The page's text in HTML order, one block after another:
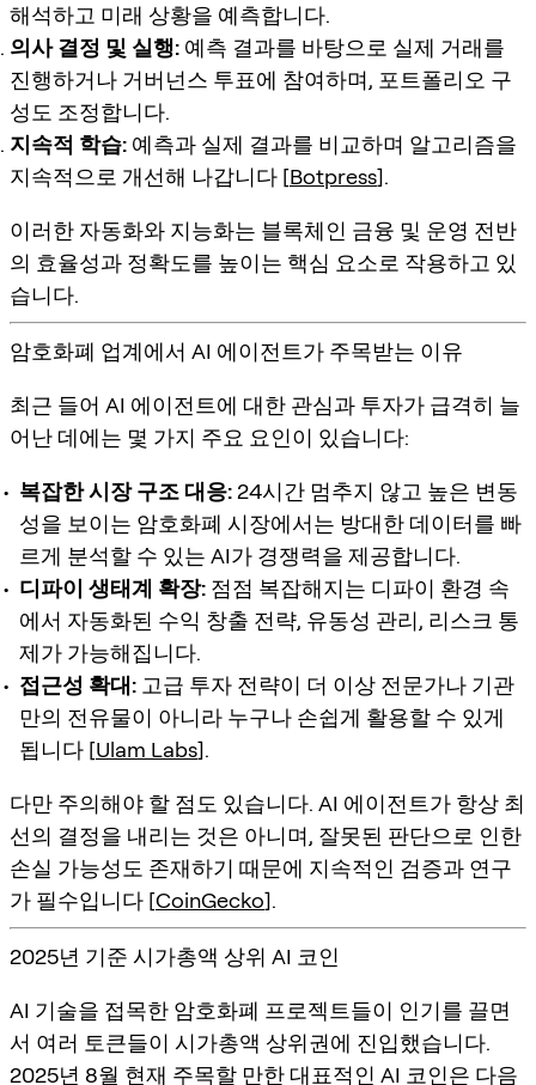
해석하고 미래 상황을 예측합니다.
의사 결정 및 실행: 예측 결과를 바탕으로 실제 거래를
진행하거나 거버넌스 투표에 참여하며, 포트폴리오 구
성도 조정합니다.
지속적 학습: 예측과 실제 결과를 비교하며 알고리즘을
지속적으로 개선해 나갑니다 [Botpress].
이러한 자동화와 지능화는 블록체인 금융 및 운영 전반
의 효율성과 정확도를 높이는 핵심 요소로 작용하고 있
습니다.
암호화폐 업계에서 AI 에이전트가 주목받는 이유
최근 들어 AI 에이전트에 대한 관심과 투자가 급격히 늘
어난 데에는 몇 가지 주요 요인이 있습니다:
복잡한 시장 구조 대응: 24시간 멈추지 않고 높은 변동
성을 보이는 암호화폐 시장에서는 방대한 데이터를 빠
르게 분석할 수 있는 AI가 경쟁력을 제공합니다.
디파이 생태계 확장: 점점 복잡해지는 디파이 환경 속
에서 자동화된 수익 창출 전략, 유동성 관리, 리스크 통
제가 가능해집니다.
접근성 확대: 고급 투자 전략이 더 이상 전문가나 기관
만의 전유물이 아니라 누구나 손쉽게 활용할 수 있게
됩니다 [Ulam Labs].
다만 주의해야 할 점도 있습니다. AI 에이전트가 항상 최
선의 결정을 내리는 것은 아니며, 잘못된 판단으로 인한
손실 가능성도 존재하기 때문에 지속적인 검증과 연구
가 필수입니다 [CoinGecko].
2025년 기준 시가총액 상위 AI 코인
AI 기술을 접목한 암호화폐 프로젝트들이 인기를 끌면
서 여러 토큰들이 시가총액 상위권에 진입했습니다.
2025년 8월 현재 주목할 만한 대표적인 AI 코인은 다음